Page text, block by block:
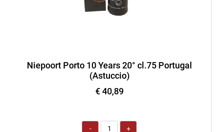
Niepoort Porto 10 Years 20° cl.75 Portugal
(Astuccio)
€ 40,89
Quantità